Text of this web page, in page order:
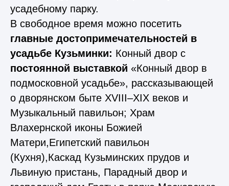
усадебному парку.
В свободное время можно посетить
главные достопримечательностей в
усадьбе Кузьминки: Конный двор с
постоянной выставкой «Конный двор в
подмосковной усадьбе», рассказывающей
о дворянском быте XVIII–XIX веков и
Музыкальный павильон; Храм
Влахернской иконы Божией
Матери,Египетский павильон
(Кухня),Каскад Кузьминских прудов и
Львиную пристань, Парадный двор и